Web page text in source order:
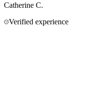
Catherine C.
Verified experience